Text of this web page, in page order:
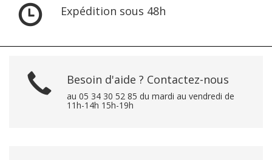
Expédition sous 48h
Besoin d'aide ? Contactez-nous
au 05 34 30 52 85 du mardi au vendredi de
11h-14h 15h-19h